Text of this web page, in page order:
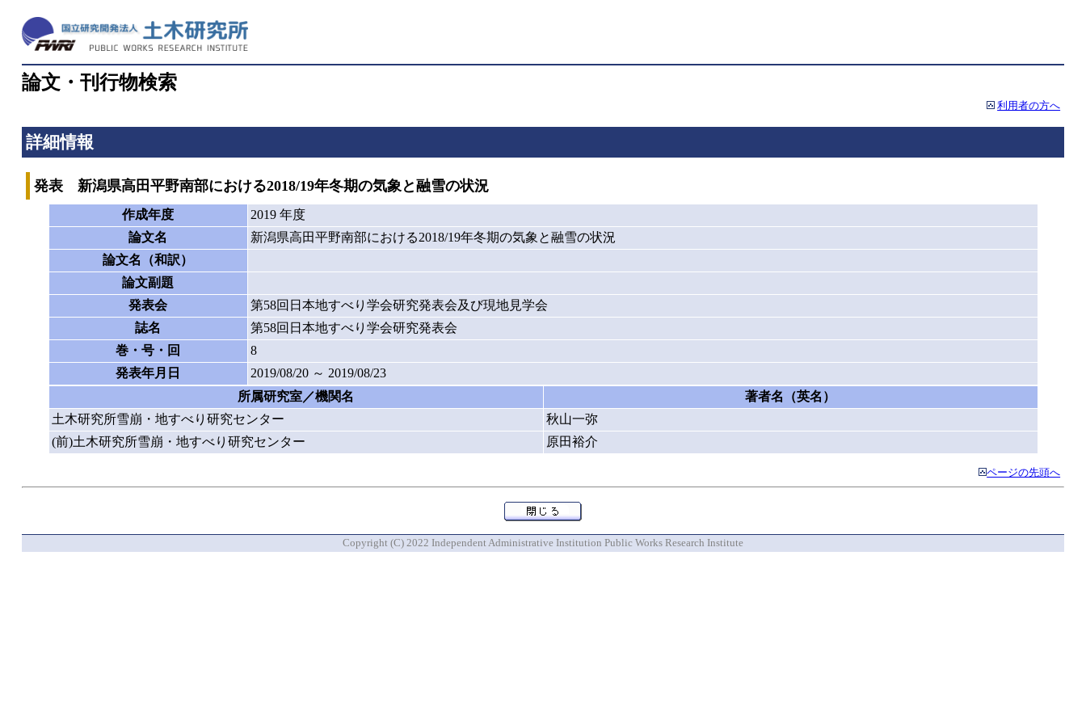
論文・刊行物検索
利用者の方へ
詳細情報
発表 新潟県高田平野南部における2018/19年冬期の気象と融雪の状況
作成年度
2019 年度
論文名
新潟県高田平野南部における2018/19年冬期の気象と融雪の状況
論文名（和訳）
論文副題
発表会
第58回日本地すべり学会研究発表会及び現地見学会
誌名
第58回日本地すべり学会研究発表会
巻・号・回
8
発表年月日
2019/08/20 ～ 2019/08/23
所属研究室／機関名
著者名（英名）
土木研究所雪崩・地すべり研究センター
秋山一弥
(前)土木研究所雪崩・地すべり研究センター
原田裕介
ページの先頭へ
Copyright (C) 2022 Independent Administrative Institution Public Works Research Institute